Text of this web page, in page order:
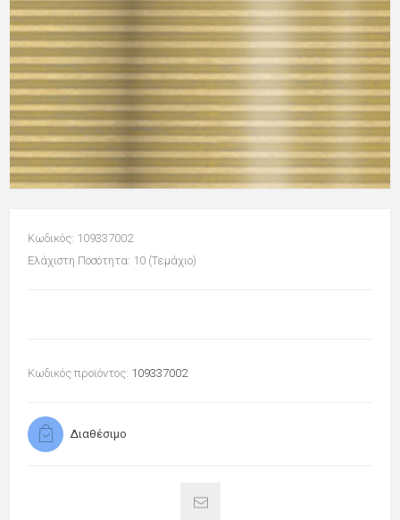
Κωδικός: 109337002
Ελάχιστη Ποσότητα: 10 (Τεμάχιο)
Κωδικός προϊόντος: 109337002
Διαθέσιμο